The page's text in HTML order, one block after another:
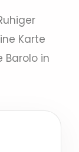
Karte
Barolo in